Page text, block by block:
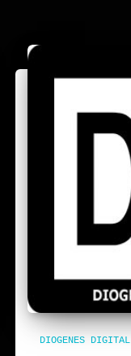
DIOGENES DIGITAL